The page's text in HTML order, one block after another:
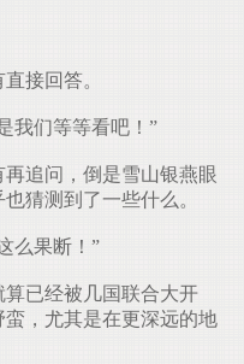
接回答。
我们等等看吧！”
追问，倒是雪山银燕眼
猜测到了一些什么。
么果断！”
已经被几国联合大开
，尤其是在更深远的地